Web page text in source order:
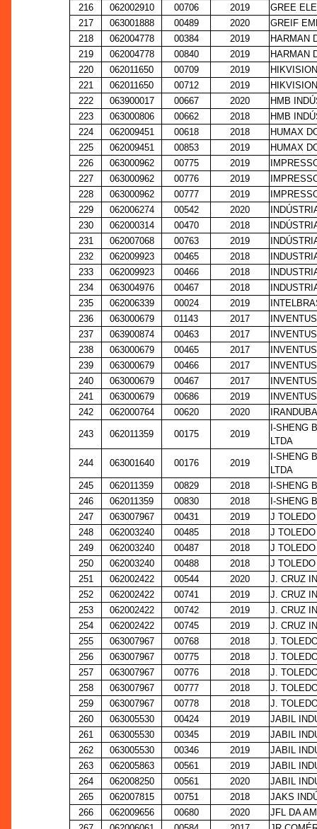
216
062002910 00706 2019
GREE
217
063001888 00489 2020
GREIF
218
062004778 00384 2019
HARMAN
219
062004778 00840 2019
HARMAN
220
062011650 00709 2019
221
062011650 00712 2019
222
063900017 00667 2020
HMB
223
063000806 00662 2018
HMB
224
062009451 00618 2018
HUMAX
225
062009451 00853 2019
HUMAX
226
063000962 00775 2019
227
063000962 00776 2019
228
063000962 00777 2019
229
062006274 00542 2020
230
062000314 00470 2018
231
062007068 00763 2019
232
062009923 00465 2018
233
062009923 00466 2018
234
063004976 00467 2018
235
062006339 00024 2019
236
063000679 01143 2017
237
063900874 00463 2017
238
063000679 00465 2017
239
063000679 00466 2017
240
063000679 00467 2017
241
063000679 00686 2019
242
062000764 00620 2020
243 062011359 00175 2019
I-SHENG
LTDA
244 063001640 00176 2019
I-SHENG
LTDA
245
062011359 00829 2018
I-SHENG
246
062011359 00830 2018
I-SHENG
247
063007967 00431 2019
J
248
062003240 00485 2018
J
249
062003240 00487 2018
J
250
062003240 00488 2018
J
251
062002422 00544 2020
J. CRUZ
252
062002422 00741 2019
J. CRUZ
253
062002422 00742 2019
J. CRUZ
254
062002422 00745 2019
J. CRUZ
255
063007967 00768 2018
J.
256
063007967 00775 2018
J.
257
063007967 00776 2018
J.
258
063007967 00777 2018
J.
259
063007967 00778 2018
J.
260
063005530 00424 2019
JABIL
261
063005530 00345 2019
JABIL
262
063005530 00346 2019
JABIL
263
062005863 00561 2019
JABIL
264
062008250 00561 2020
JABIL
265
062007815 00751 2018
JAKS
266
062009656 00680 2020
JFL DA